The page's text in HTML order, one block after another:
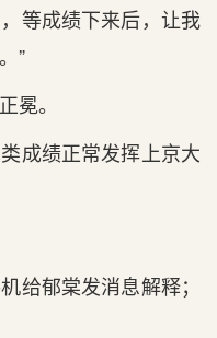
等成绩下来后，让我
”
冕。
成绩正常发挥上京大
给郁棠发消息解释；